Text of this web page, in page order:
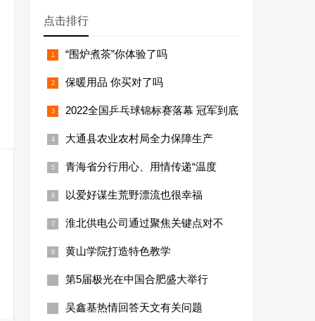
点击排行
“围炉煮茶”你体验了吗
保暖用品 你买对了吗
2022全国乒乓球锦标赛落幕 冠军到底
大通县农业农村局全力保障生产
青海省分行用心、用情传递“温度
以爱好谋生荒野漂流也很幸福
淮北供电公司通过聚焦关键点对不
黄山学院打造特色教学
第5届极光在中国合肥盛大举行
吴鑫基热情回答天文有关问题